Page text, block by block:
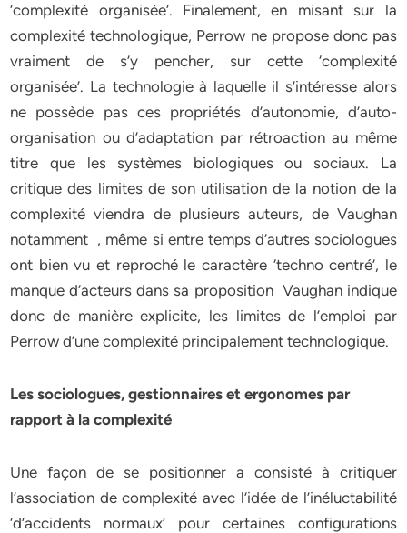
‘complexité organisée’. Finalement, en misant sur la
complexité technologique, Perrow ne propose donc pas
vraiment de s’y pencher, sur cette ‘complexité
organisée’. La technologie à laquelle il s’intéresse alors
ne possède pas ces propriétés d’autonomie, d’auto-
organisation ou d’adaptation par rétroaction au même
titre que les systèmes biologiques ou sociaux. La
critique des limites de son utilisation de la notion de la
complexité viendra de plusieurs auteurs, de Vaughan
notamment , même si entre temps d’autres sociologues
ont bien vu et reproché le caractère ‘techno centré’, le
manque d’acteurs dans sa proposition Vaughan indique
donc de manière explicite, les limites de l’emploi par
Perrow d’une complexité principalement technologique.
Les sociologues, gestionnaires et ergonomes par
rapport à la complexité
Une façon de se positionner a consisté à critiquer
l’association de complexité avec l’idée de l’inéluctabilité
‘d’accidents normaux’ pour certaines configurations